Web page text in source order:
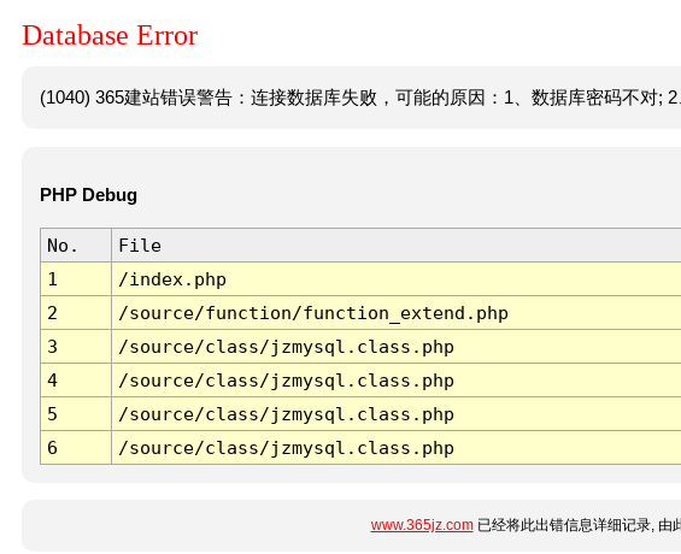
Database Error
(1040) 365建站错误警告：连接数据库失败，可能的原因：1、数据库密码不对; 2
PHP Debug
No. File
1
/index.php
2
/source/function/function_extend.php
3
/source/class/jzmysql.class.php
4
/source/class/jzmysql.class.php
5
/source/class/jzmysql.class.php
6
/source/class/jzmysql.class.php
www.365jz.com已经将此出错信息详细记录, 由